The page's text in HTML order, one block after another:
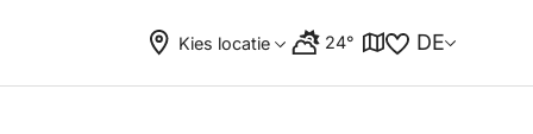
Kies locatie 24° DE